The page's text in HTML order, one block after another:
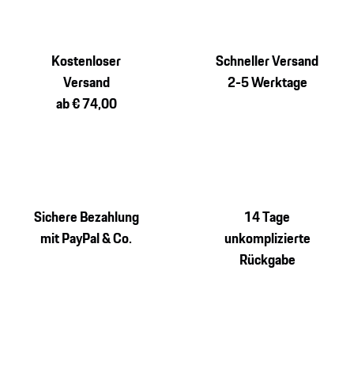
Kostenloser
Versand
ab € 74,00
Schneller Versand
2-5 Werktage
Sichere Bezahlung
mit PayPal & Co.
14 Tage
unkomplizierte
Rückgabe